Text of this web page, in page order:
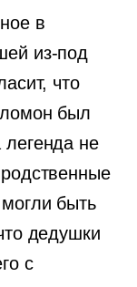
в
из-под
что
был
не
быть
дедушки
с